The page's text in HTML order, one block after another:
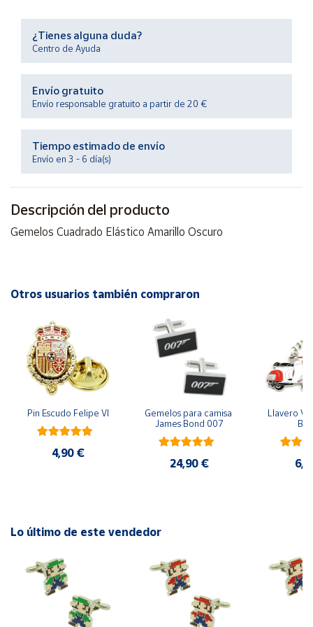
Solidarios
Ayuda
Centro
Mapa de
vendedores
Área
Cuenta
Ubicación
Canarias,
Ceuta y
¿Tienes alguna duda?
Centro de Ayuda
Envío gratuito
Envío responsable gratuito a partir de 20 €
Tiempo estimado de envío
Envío en 3 - 6 día(s)
Descripción del producto
Gemelos Cuadrado Elástico Amarillo Oscuro
Otros usuarios también compraron
Pin Escudo Felipe VI
4,90 €
Gemelos para camisa
James Bond 007
24,90 €
Llavero
Lo último de este vendedor